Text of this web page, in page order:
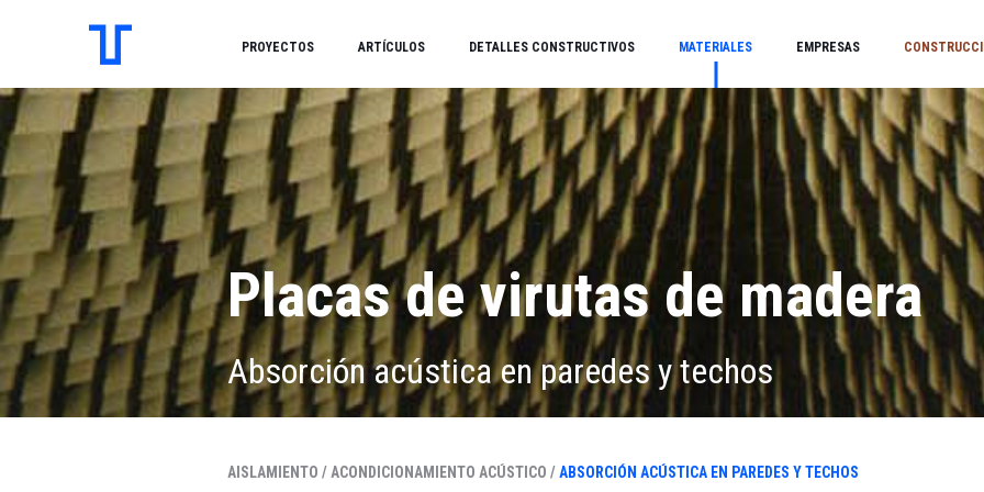
PROYECTOS ARTÍCULOS DETALLES CONSTRUCTIVOS MATERIALES EMPRESAS
Placas de virutas de madera
Absorción acústica en paredes y techos
AISLAMIENTO / ACONDICIONAMIENTO ACÚSTICO /ABSORCIÓN ACÚSTICA EN PAREDES Y TECHOS